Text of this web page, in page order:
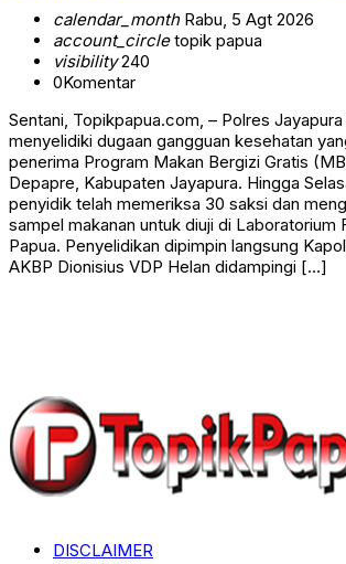
calendar_monthRabu, 5 Agt 2026
account_circletopik papua
visibility240
0Komentar
Sentani, Topikpapua.com, – Polres
menyelidiki dugaan gangguan kesehatan
penerima Program Makan Bergizi Gratis
Depapre, Kabupaten Jayapura. Hingga
penyidik telah memeriksa 30 saksi dan
sampel makanan untuk diuji di Laboratorium
Papua. Penyelidikan dipimpin langsung
AKBP Dionisius VDP Helan didampingi […]
DISCLAIMER